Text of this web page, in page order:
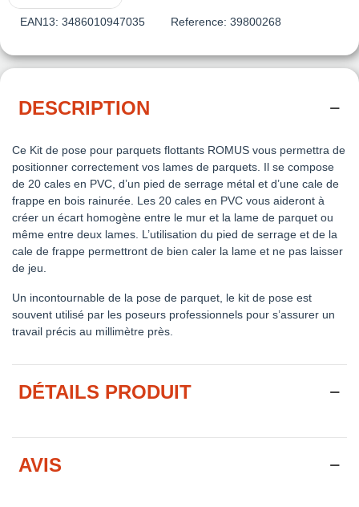
EAN13: 3486010947035 Reference: 39800268
DESCRIPTION
Ce Kit de pose pour parquets flottants ROMUS vous permettra de
positionner correctement vos lames de parquets. Il se compose
de 20 cales en PVC, d’un pied de serrage métal et d’une cale de
frappe en bois rainurée. Les 20 cales en PVC vous aideront à
créer un écart homogène entre le mur et la lame de parquet ou
même entre deux lames. L’utilisation du pied de serrage et de la
cale de frappe permettront de bien caler la lame et ne pas laisser
de jeu.
Un incontournable de la pose de parquet, le kit de pose est
souvent utilisé par les poseurs professionnels pour s’assurer un
travail précis au millimètre près.
DÉTAILS PRODUIT
AVIS